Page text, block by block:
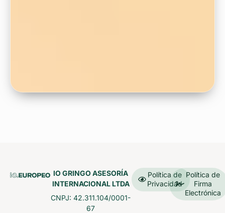
IO GRINGO ASESORÍA
INTERNACIONAL LTDA
CNPJ: 42.311.104/0001-
67
Política de
Privacidad
Política de
Firma
Electrónica